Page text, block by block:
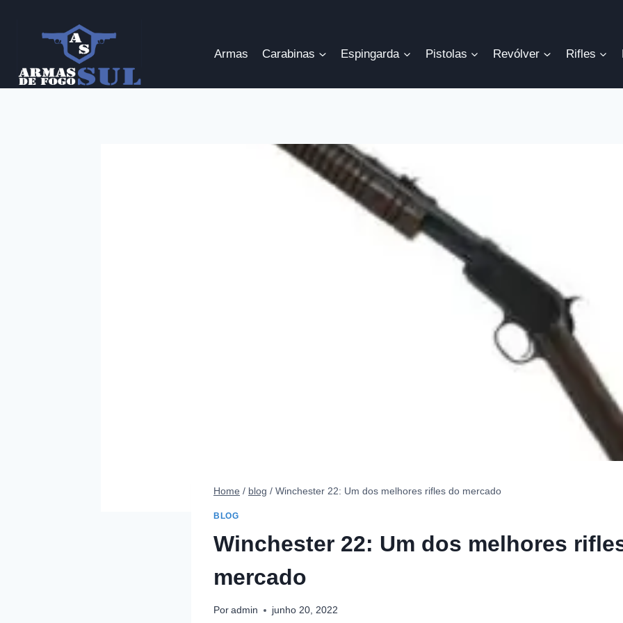
Conteúdo
Armas Carabinas Espingarda Pistolas Revólver Rifles
Home / blog / Winchester 22: Um dos melhores rifles do mercado
BLOG
Winchester 22: Um dos melhores
mercado
Por admin junho 20, 2022